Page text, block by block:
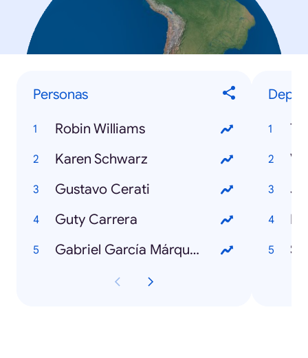
Personas
Robin Williams
Karen Schwarz
Gustavo Cerati
Guty Carrera
Gabriel García Márquez